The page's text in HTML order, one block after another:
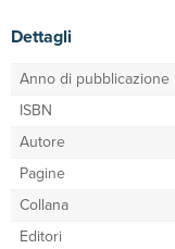
Dettagli
Anno di pubblicazione
ISBN
Autore
Pagine
Collana
Editori